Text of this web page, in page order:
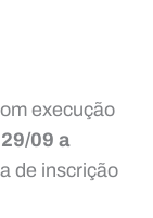
execução
09 a
de inscrição